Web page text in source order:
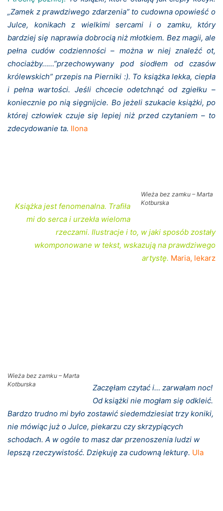
„Zamek z prawdziwego zdarzenia” to cudowna opowieść o
Julce, konikach z wielkimi sercami i o zamku, który
bardziej się naprawia dobrocią niż młotkiem. Bez magii, ale
pełna cudów codzienności – można w niej znaleźć ot,
chociażby……”przechowywany pod siodłem od czasów
królewskich” przepis na Pierniki :). To książka lekka, ciepła
i pełna wartości. Jeśli chcecie odetchnąć od zgiełku –
koniecznie po nią sięgnijcie. Bo jeżeli szukacie książki, po
której człowiek czuje się lepiej niż przed czytaniem – to
zdecydowanie ta. Ilona
Wieża bez zamku – Marta
Kotburska
Książka jest fenomenalna. Trafiła
mi do serca i urzekła wieloma
rzeczami. Ilustracje i to, w jaki sposób zostały
wkomponowane w tekst, wskazują na prawdziwego
artystę. Maria, lekarz
Wieża bez zamku – Marta
Kotburska
Zaczęłam czytać i… zarwałam noc!
Od książki nie mogłam się odkleić.
Bardzo trudno mi było zostawić siedemdziesiat trzy koniki,
nie mówiąc już o Julce, piekarzu czy skrzypiących
schodach. A w ogóle to masz dar przenoszenia ludzi w
lepszą rzeczywistość. Dziękuję za cudowną lekturę. Ula